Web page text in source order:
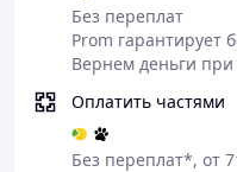
Без переплат
Prom гарантирует
Вернем деньги при
Оплатить частями
Без переплат*, от